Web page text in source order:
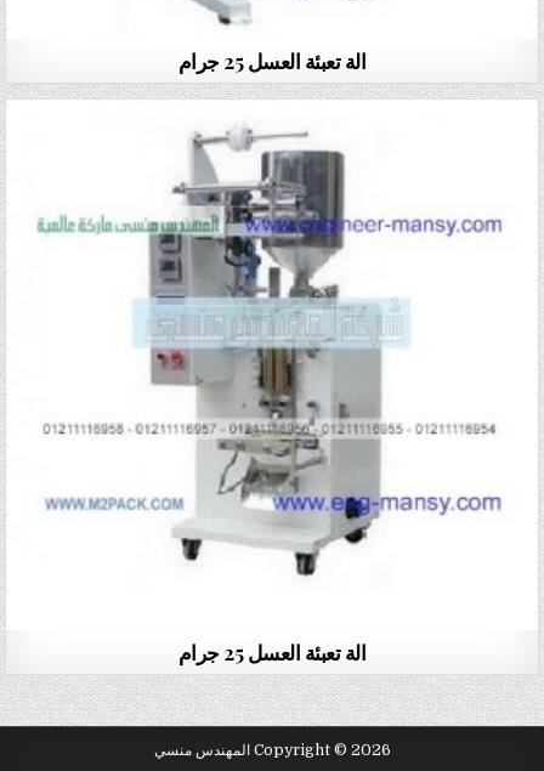
الة تعبئة العسل 25 جرام
الة تعبئة العسل 25 جرام
Copyright © 2026 المهندس منسي